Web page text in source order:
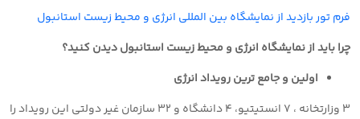
فرم تور بازدید از نمایشگاه بین المللی انرژی و محیط زیست استانبول
چرا باید از نمایشگاه انرژی و محیط زیست استانبول دیدن کنید؟
اولین و جامع ترین رویداد انرژی
٣ وزارتخانه ، ٧ انستیتیو، ٤ دانشگاه و ٣٢ سازمان غیر دولتی این رویداد را